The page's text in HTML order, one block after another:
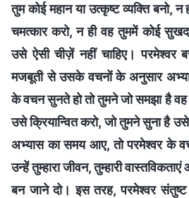
तुम कोई महान या उत्कृष्ट व्यक्ति बनो, न
चमत्कार करो, न ही वह तुममें कोई
उसे ऐसी चीज़ें नहीं चाहिए। परमेश्वर
मजबूती से उसके वचनों के अनुसार
के वचन सुनते हो तो तुमने जो समझा है
उसे क्रियान्वित करो, जो तुमने सुना है
अभ्यास का समय आए, तो परमेश्वर के
उन्हें तुम्हारा जीवन, तुम्हारी
बन जाने दो। इस तरह, परमेश्वर संतुष्ट